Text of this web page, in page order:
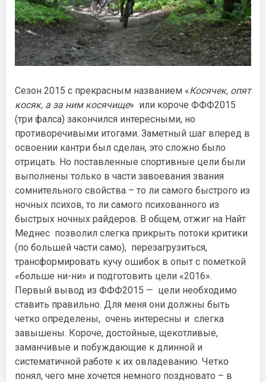
Сезон 2015 с прекрасным названием «Косячек, опят
косяк, а за ним косячище» или короче ФФФ2015
(три фалса) закончился интересными, но
противоречивыми итогами. Заметный шаг вперед в
освоении кантри был сделан, это сложно было
отрицать. Но поставленные спортивные цели были
выполнены только в части завоевания звания
сомнительного свойства – то ли самого быстрого из
ночных психов, то ли самого психованного из
быстрых ночных райдеров. В общем, отжиг на Найт
Меднес позволил слегка прикрыть потоки критики
(по большей части само), перезагрузиться,
трансформировать кучу ошибок в опыт с пометкой
«больше ни-ни» и подготовить цели «2016».
Первый вывод из ФФФ2015 — цели необходимо
ставить правильно. Для меня они должны быть
четко определены, очень интересны и слегка
завышены. Короче, достойные, щекотливые,
заманчивые и побуждающие к длинной и
систематичной работе к их овладеванию. Четко
понял, чего мне хочется немного поздновато – в